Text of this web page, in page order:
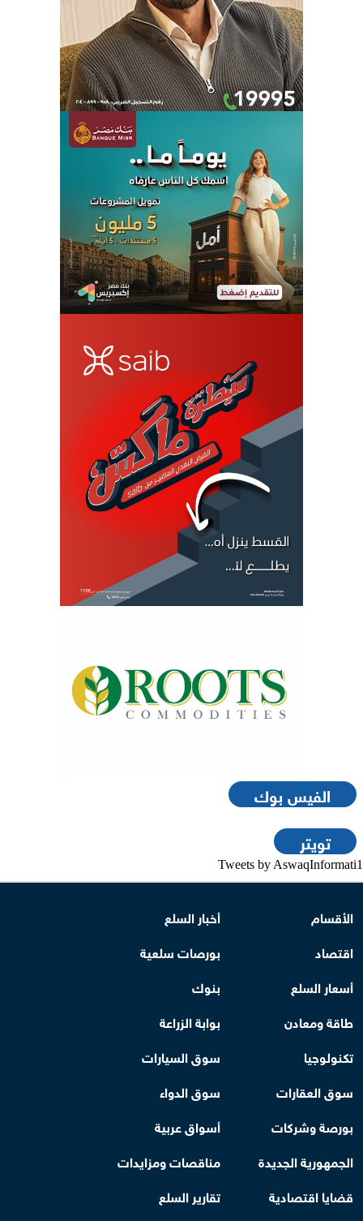
الفيس بوك
تويتر
Tweets by AswaqInformati1
الأقسام
أخبار السلع
اقتصاد
بورصات سلعية
أسعار السلع
بنوك
طاقة ومعادن
بوابة الزراعة
تكنولوجيا
سوق السيارات
سوق العقارات
سوق الدواء
بورصة وشركات
أسواق عربية
الجمهورية الجديدة
مناقصات ومزايدات
قضايا اقتصادية
تقارير السلع